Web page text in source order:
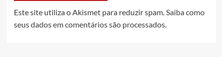
Este site utiliza o Akismet para reduzir spam.Saiba como
seus dados em comentários são processados.